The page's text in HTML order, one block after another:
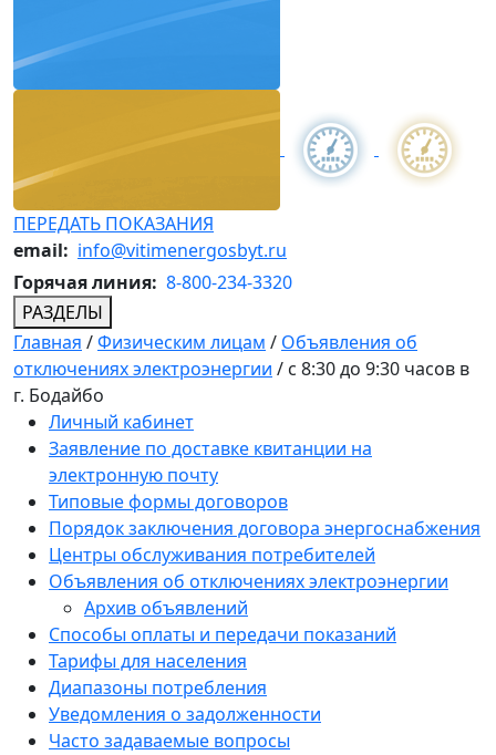
ПЕРЕДАТЬ ПОКАЗАНИЯ
email: info@vitimenergosbyt.ru
Горячая линия: 8-800-234-3320
РАЗДЕЛЫ
Главная /Физическим лицам / Объявления об
отключениях электроэнергии / с 8:30 до 9:30 часов в
г. Бодайбо
Личный кабинет
Заявление по доставке квитанции на
электронную почту
Типовые формы договоров
Порядок заключения договора энергоснабжения
Центры обслуживания потребителей
Объявления об отключениях электроэнергии
Архив объявлений
Способы оплаты и передачи показаний
Тарифы для населения
Диапазоны потребления
Уведомления о задолженности
Часто задаваемые вопросы